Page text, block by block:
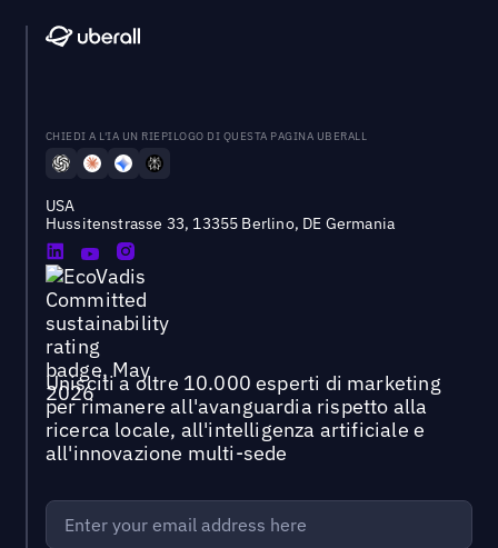
CHIEDI A L'IA UN RIEPILOGO DI QUESTA PAGINA UBERALL
USA
Hussitenstrasse 33, 13355 Berlino, DE Germania
Unisciti a oltre 10.000 esperti di marketing
per rimanere all'avanguardia rispetto alla
ricerca locale, all'intelligenza artificiale e
all'innovazione multi-sede